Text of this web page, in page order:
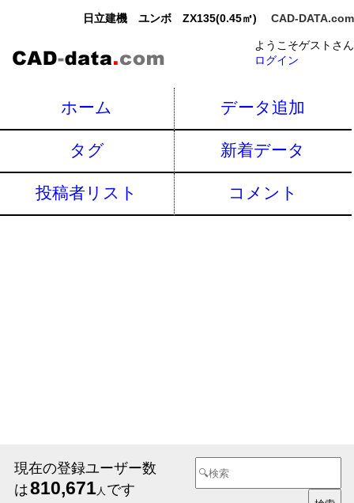
日立建機 ユンボ ZX135(0.45㎥) CAD-DATA.com
ようこそゲストさん
ログイン
ホーム データ追加
タグ 新着データ
投稿者リスト コメント
現在の登録ユーザー数
は810,671人 です